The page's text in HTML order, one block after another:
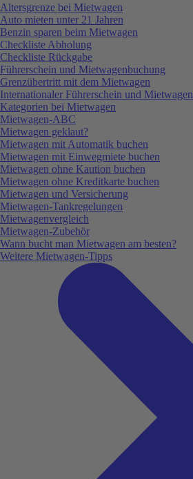
Altersgrenze bei Mietwagen
Auto mieten unter 21 Jahren
Benzin sparen beim Mietwagen
Checkliste Abholung
Checkliste Rückgabe
Führerschein und Mietwagenbuchung
Grenzübertritt mit dem Mietwagen
Internationaler Führerschein und Mietwagen
Kategorien bei Mietwagen
Mietwagen-ABC
Mietwagen geklaut?
Mietwagen mit Automatik buchen
Mietwagen mit Einwegmiete buchen
Mietwagen ohne Kaution buchen
Mietwagen ohne Kreditkarte buchen
Mietwagen und Versicherung
Mietwagen-Tankregelungen
Mietwagenvergleich
Mietwagen-Zubehör
Wann bucht man Mietwagen am besten?
Weitere Mietwagen-Tipps